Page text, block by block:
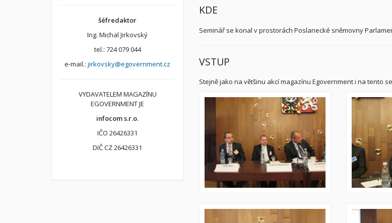
KDE
Seminář se konal v prostorách Poslanecké sněmovny
VSTUP
Stejně jako na většinu akcí magazínu Egovernment i na tento
šéfredaktor
Ing. Michal Jirkovský
tel.: 724 079 044
e-mail.:jirkovsky@egovernment.cz
VYDAVATELEM MAGAZÍNU
EGOVERNMENT JE
infocom s.r.o.
IČO 26426331
DIČ CZ 26426331